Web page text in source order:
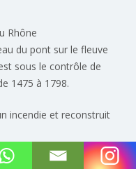
Rhône
du pont sur le fleuve
sous le contrôle de
1475 à 1798.
incendie et reconstruit
de Saint-Maurice.